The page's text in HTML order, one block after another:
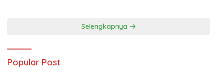
Selengkapnya
Popular Post